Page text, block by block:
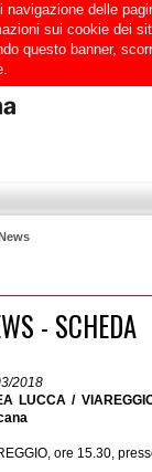
- SCHEDA
2018
LUCCA /
ore 15.30,
navigazione delle
sui cookie dei
questo banner,